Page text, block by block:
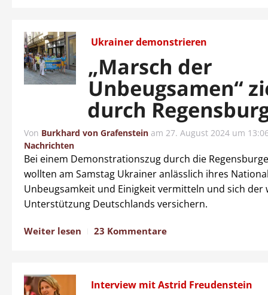
Ukrainer demonstrieren
„Marsch der
Unbeugsamen“
durch
Von Burkhard von Grafenstein am 27. August 2024 um
Nachrichten
Bei einem Demonstrationszug durch die
wollten am Samstag Ukrainer anlässlich ihres
Unbeugsamkeit und Einigkeit vermitteln und sich der
Unterstützung Deutschlands versichern.
Weiter lesen 23 Kommentare
Interview mit Astrid Freudenstein